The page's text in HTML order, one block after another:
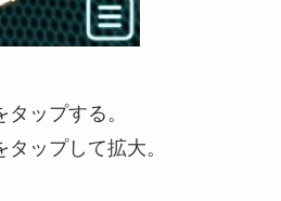
ップする。
ップして拡大。